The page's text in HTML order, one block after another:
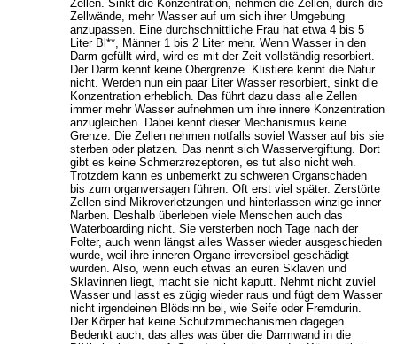
Zellen. Sinkt die Konzentration, nehmen die Zellen, durch die
Zellwände, mehr Wasser auf um sich ihrer Umgebung
anzupassen. Eine durchschnittliche Frau hat etwa 4 bis 5
Liter Bl**, Männer 1 bis 2 Liter mehr. Wenn Wasser in den
Darm gefüllt wird, wird es mit der Zeit vollständig resorbiert.
Der Darm kennt keine Obergrenze. Klistiere kennt die Natur
nicht. Werden nun ein paar Liter Wasser resorbiert, sinkt die
Konzentration erheblich. Das führt dazu dass alle Zellen
immer mehr Wasser aufnehmen um ihre innere Konzentration
anzugleichen. Dabei kennt dieser Mechanismus keine
Grenze. Die Zellen nehmen notfalls soviel Wasser auf bis sie
sterben oder platzen. Das nennt sich Wasservergiftung. Dort
gibt es keine Schmerzrezeptoren, es tut also nicht weh.
Trotzdem kann es unbemerkt zu schweren Organschäden
bis zum organversagen führen. Oft erst viel später. Zerstörte
Zellen sind Mikroverletzungen und hinterlassen winzige inner
Narben. Deshalb überleben viele Menschen auch das
Waterboarding nicht. Sie versterben noch Tage nach der
Folter, auch wenn längst alles Wasser wieder ausgeschieden
wurde, weil ihre inneren Organe irreversibel geschädigt
wurden. Also, wenn euch etwas an euren Sklaven und
Sklavinnen liegt, macht sie nicht kaputt. Nehmt nicht zuviel
Wasser und lasst es zügig wieder raus und fügt dem Wasser
nicht irgendeinen Blödsinn bei, wie Seife oder Fremdurin.
Der Körper hat keine Schutzmmechanismen dagegen.
Bedenkt auch, das alles was über die Darmwand in die